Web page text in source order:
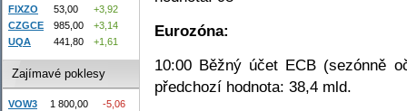
Eurozóna:
10:00 Běžný účet ECB (sezónně
předchozí hodnota: 38,4 mld.
FIXZO
53,00
+3,92
CZGCE
985,00
+3,14
UQA
441,80 +1,61
Zajímavé poklesy
VOW3 1 800,00
-5,06